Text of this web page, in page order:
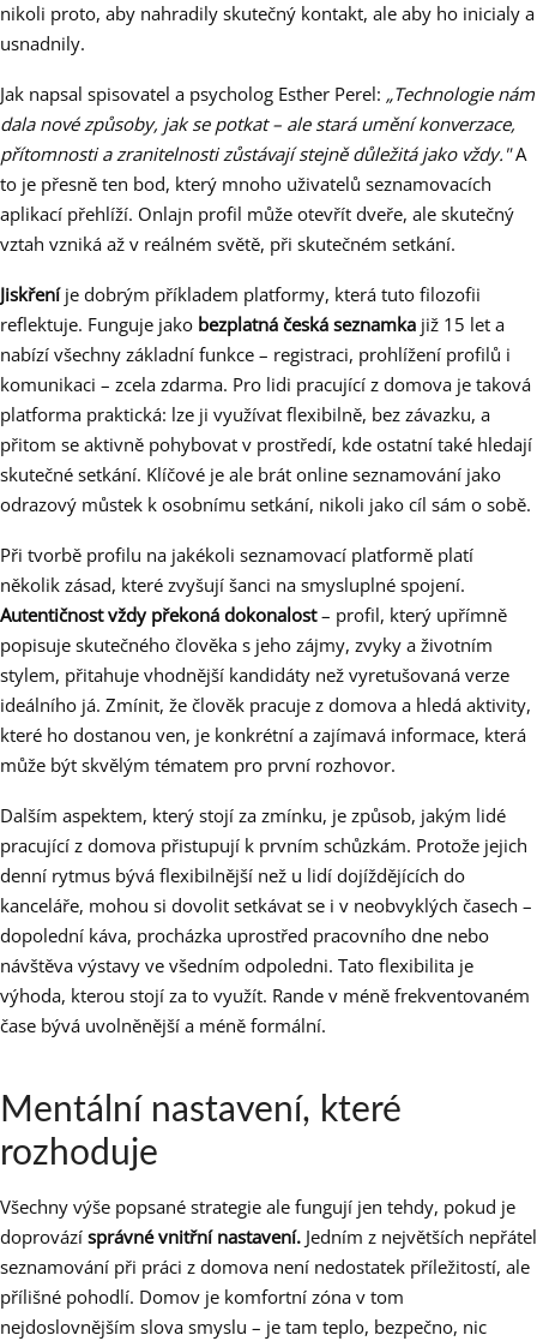
nikoli proto, aby nahradily skutečný kontakt, ale aby ho inicialy a
usnadnily.
Jak napsal spisovatel a psycholog Esther Perel: „Technologie nám
dala nové způsoby, jak se potkat – ale stará umění konverzace,
přítomnosti a zranitelnosti zůstávají stejně důležitá jako vždy."A
to je přesně ten bod, který mnoho uživatelů seznamovacích
aplikací přehlíží. Onlajn profil může otevřít dveře, ale skutečný
vztah vzniká až v reálném světě, při skutečném setkání.
Jiskřeníje dobrým příkladem platformy, která tuto filozofii
reflektuje. Funguje jako bezplatná česká seznamka již 15 let a
nabízí všechny základní funkce – registraci, prohlížení profilů i
komunikaci – zcela zdarma. Pro lidi pracující z domova je taková
platforma praktická: lze ji využívat flexibilně, bez závazku, a
přitom se aktivně pohybovat v prostředí, kde ostatní také hledají
skutečné setkání. Klíčové je ale brát online seznamování jako
odrazový můstek k osobnímu setkání, nikoli jako cíl sám o sobě.
Při tvorbě profilu na jakékoli seznamovací platformě platí
několik zásad, které zvyšují šanci na smysluplné spojení.
Autentičnost vždy překoná dokonalost– profil, který upřímně
popisuje skutečného člověka s jeho zájmy, zvyky a životním
stylem, přitahuje vhodnější kandidáty než vyretušovaná verze
ideálního já. Zmínit, že člověk pracuje z domova a hledá aktivity,
které ho dostanou ven, je konkrétní a zajímavá informace, která
může být skvělým tématem pro první rozhovor.
Dalším aspektem, který stojí za zmínku, je způsob, jakým lidé
pracující z domova přistupují k prvním schůzkám. Protože jejich
denní rytmus bývá flexibilnější než u lidí dojíždějících do
kanceláře, mohou si dovolit setkávat se i v neobvyklých časech –
dopolední káva, procházka uprostřed pracovního dne nebo
návštěva výstavy ve všedním odpoledni. Tato flexibilita je
výhoda, kterou stojí za to využít. Rande v méně frekventovaném
čase bývá uvolněnější a méně formální.
Mentální nastavení, které
rozhoduje
Všechny výše popsané strategie ale fungují jen tehdy, pokud je
doprovází správné vnitřní nastavení. Jedním z největších nepřátel
seznamování při práci z domova není nedostatek příležitostí, ale
přílišné pohodlí. Domov je komfortní zóna v tom
nejdoslovnějším slova smyslu – je tam teplo, bezpečno, nic